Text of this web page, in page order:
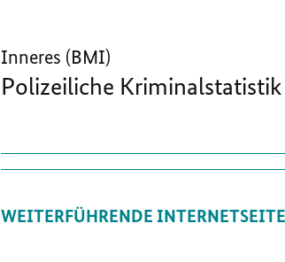
Inneres (BMI)
Polizeiliche
WEITERFÜHRENDE